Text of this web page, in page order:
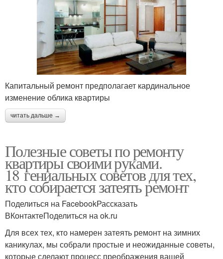
Капитальный ремонт предполагает кардинальное
изменение облика квартиры
читать дальше →
Полезные советы по ремонту
квартиры своими руками.
18 гениальных советов для тех,
кто собирается затеять ремонт
Поделиться на FacebookРассказать
ВКонтактеПоделиться на ok.ru
Для всех тех, кто намерен затеять ремонт на зимних
каникулах, мы собрали простые и неожиданные советы,
которые сделают процесс преображения вашей